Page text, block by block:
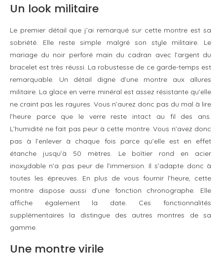
Un look militaire
Le premier détail que j’ai remarqué sur cette montre est sa
sobriété. Elle reste simple malgré son style militaire. Le
mariage du noir perforé main du cadran avec l’argent du
bracelet est très réussi. La robustesse de ce garde-temps est
remarquable. Un détail digne d’une montre aux allures
militaire. La glace en verre minéral est assez résistante qu’elle
ne craint pas les rayures. Vous n’aurez donc pas du mal à lire
l’heure parce que le verre reste intact au fil des ans.
L’humidité ne fait pas peur à cette montre. Vous n’avez donc
pas à l’enlever à chaque fois parce qu’elle est en effet
étanche jusqu’à 50 mètres. Le boîtier rond en acier
inoxydable n’a pas peur de l’immersion. Il s’adapte donc à
toutes les épreuves. En plus de vous fournir l’heure, cette
montre dispose aussi d’une fonction chronographe. Elle
affiche également la date. Ces fonctionnalités
supplémentaires la distingue des autres montres de sa
gamme.
Une montre virile